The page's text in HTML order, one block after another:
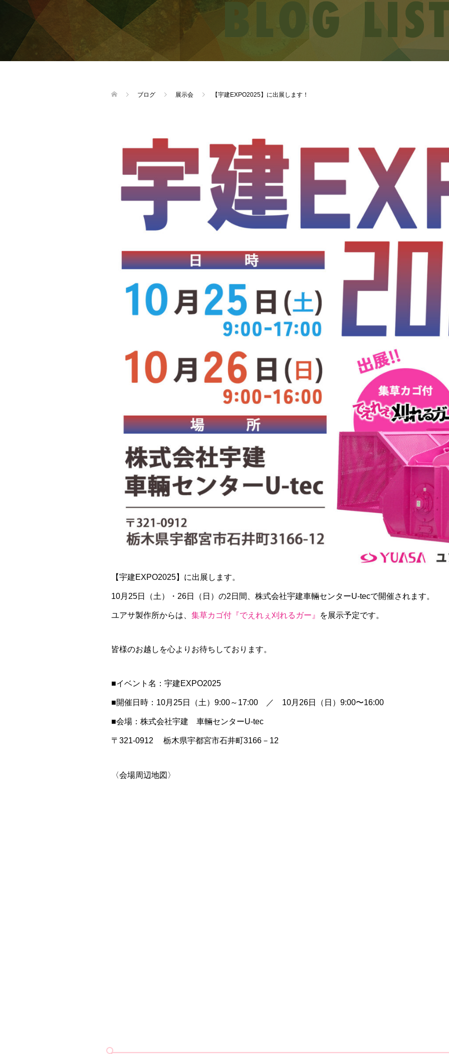
ブログ 展示会 【宇建EXPO2025】に出展します！
【宇建EXPO2025】に出展します。
10月25日（土）・26日（日）の2日間、株式会社宇建車輛センターU-tecで開催されます。
ユアサ製作所からは、 集草カゴ付『でえれぇ刈れるガー』 を展示予定です。
皆様のお越しを心よりお待ちしております。
■イベント名：宇建EXPO2025
■開催日時：10月25日（土）9:00～17:00 ／ 10月26日（日）9:00〜16:00
■会場：株式会社宇建 車輛センターU-tec
〒321‐0912 栃木県宇都宮市石井町3166－12
〈会場周辺地図〉